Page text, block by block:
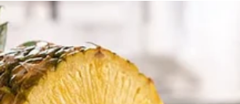
održavati. Sa stražnje strane vile nalazi se
Unutar tehnološki napredne kuće, interijer